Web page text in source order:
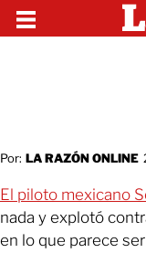
Por: LA RAZÓN ONLINE
El piloto mexicano
nada y explotó
en lo que parece